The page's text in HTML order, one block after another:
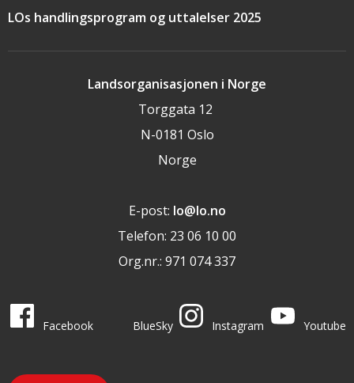
Landsorganisasjonen i Norge
Torggata 12
N-0181 Oslo
Norge
E-post: lo@lo.no
Telefon: 23 06 10 00
Org.nr.: 971 074 337
LOs handlingsprogram og uttalelser 2025
LO i sosiale medier
Facebook
BlueSky
Instagram
Youtube